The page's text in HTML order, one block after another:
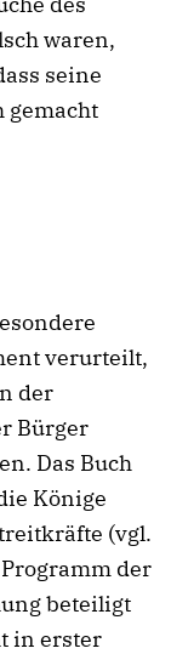
waren,
seine
gemacht
verurteilt,
der
Bürger
Das Buch
Könige
(vgl.
der
beteiligt
in erster